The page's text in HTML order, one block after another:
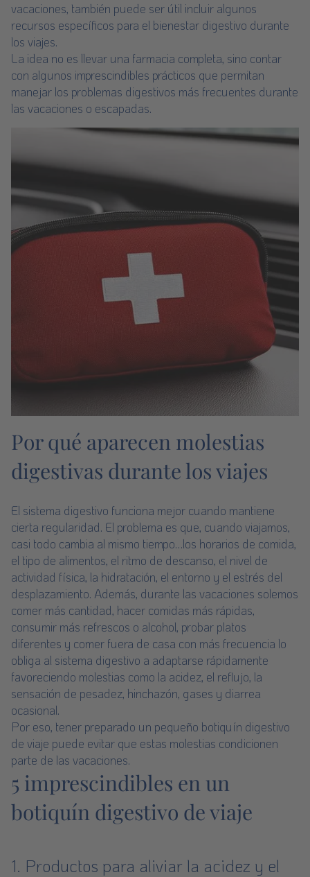
vacaciones, también puede ser útil incluir algunos
recursos específicos para el bienestar digestivo durante
los viajes.
La idea no es llevar una farmacia completa, sino contar
con algunos imprescindibles prácticos que permitan
manejar los problemas digestivos más frecuentes durante
las vacaciones o escapadas.
Por qué aparecen molestias
digestivas durante los viajes
El sistema digestivo funciona mejor cuando mantiene
cierta regularidad. El problema es que, cuando viajamos,
casi todo cambia al mismo tiempo…los horarios de comida,
el tipo de alimentos, el ritmo de descanso, el nivel de
actividad física, la hidratación, el entorno y el estrés del
desplazamiento. Además, durante las vacaciones solemos
comer más cantidad, hacer comidas más rápidas,
consumir más refrescos o alcohol, probar platos
diferentes y comer fuera de casa con más frecuencia lo
obliga al sistema digestivo a adaptarse rápidamente
favoreciendo molestias como la acidez, el reflujo, la
sensación de pesadez, hinchazón, gases y diarrea
ocasional.
Por eso, tener preparado un pequeño botiquín digestivo
de viaje puede evitar que estas molestias condicionen
parte de las vacaciones.
5 imprescindibles en un
botiquín digestivo de viaje
1. Productos para aliviar la acidez y el